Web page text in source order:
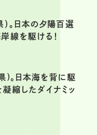
）。日本の夕陽百選
線を駆ける！
)。日本海を背に駆
縮したダイナミッ